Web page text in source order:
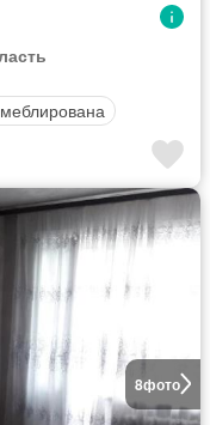
8фото